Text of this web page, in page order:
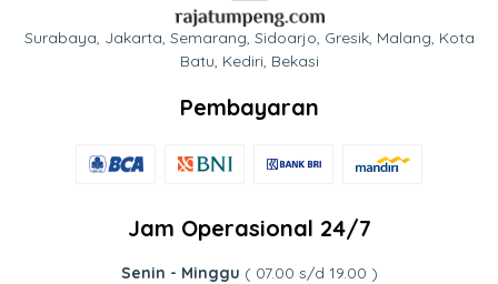
Surabaya, Jakarta, Semarang, Sidoarjo, Gresik, Malang, Kota
Batu, Kediri, Bekasi
Pembayaran
Jam Operasional 24/7
Senin - Minggu ( 07.00 s/d 19.00 )